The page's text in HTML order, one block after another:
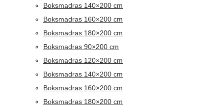
Boksmadras 140×200 cm
Boksmadras 160×200 cm
Boksmadras 180×200 cm
Boksmadras 90×200 cm
Boksmadras 120×200 cm
Boksmadras 140×200 cm
Boksmadras 160×200 cm
Boksmadras 180×200 cm